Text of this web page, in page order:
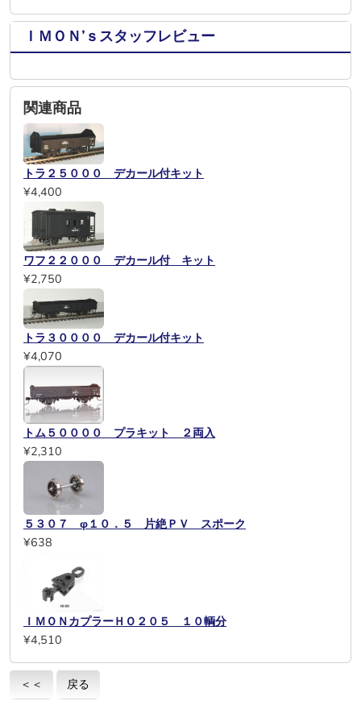
ＩＭＯＮ’ｓスタッフレビュー
関連商品
トラ２５０００ デカール付キット
¥4,400
ワフ２２０００ デカール付 キット
¥2,750
トラ３００００ デカール付キット
¥4,070
トム５００００ プラキット ２両入
¥2,310
５３０７ φ１０．５ 片絶ＰＶ スポーク
¥638
ＩＭＯＮカプラーＨＯ２０５ １０輌分
¥4,510
＜＜ 戻る